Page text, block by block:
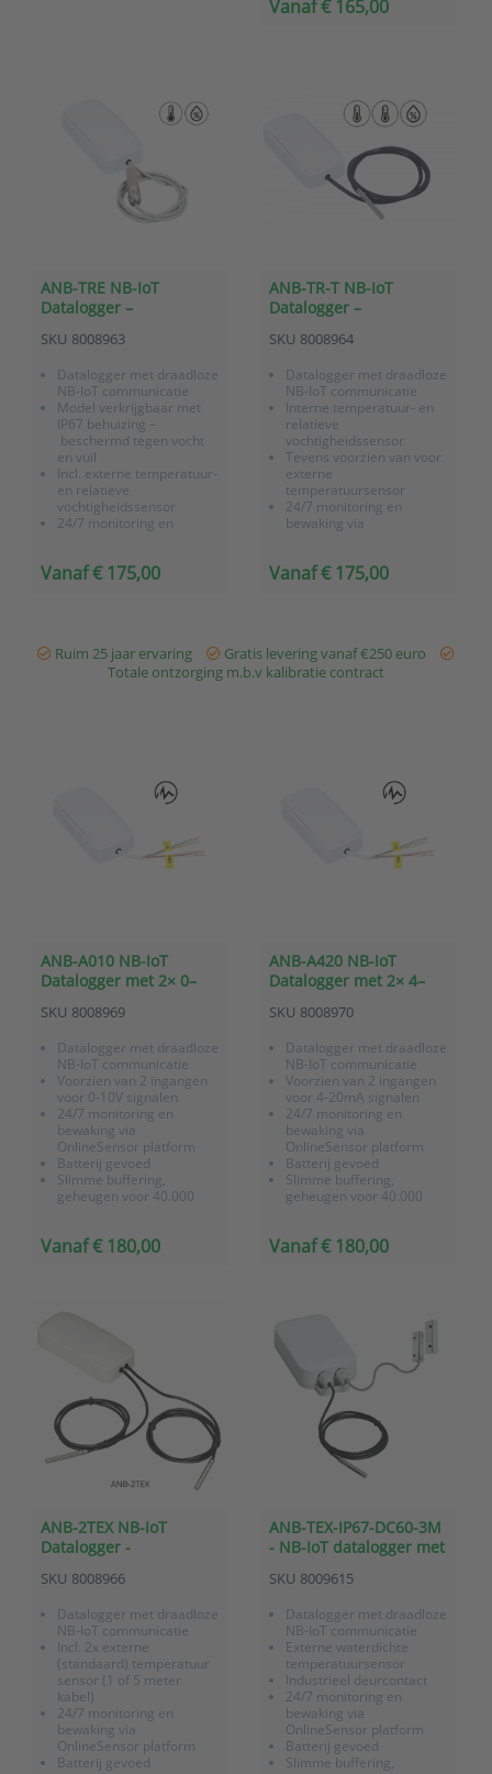
meetwaarden
Vanaf € 165,00
ANB-TRE NB-IoT
Datalogger –
vochtigheid (externe
sensor)
SKU 8008963
Datalogger met draadloze
NB-IoT communicatie
Model verkrijgbaar met
IP67 behuizing –
beschermd tegen vocht
en vuil
Incl. externe temperatuur-
en relatieve
vochtigheidssensor
24/7 monitoring en
Slimme buffering,
Vanaf € 175,00
ANB-TR-T NB-IoT
Datalogger –
vochtigheid + extern
temperatuur
SKU 8008964
Datalogger met draadloze
NB-IoT communicatie
Interne temperatuur- en
relatieve
vochtigheidssensor
Tevens voorzien van voor
externe
temperatuursensor
24/7 monitoring en
bewaking via
geheugen voor 40.000
Vanaf € 175,00
Ruim 25 jaar ervaring
Gratis levering vanaf €250 euro
Totale ontzorging m.b.v kalibratie contract
ANB-A010 NB-IoT
Datalogger met 2× 0–
SKU 8008969
Datalogger met draadloze
NB-IoT communicatie
Voorzien van 2 ingangen
voor 0-10V signalen
24/7 monitoring en
bewaking via
OnlineSensor platform
Batterij gevoed
Slimme buffering,
geheugen voor 40.000
Vanaf € 180,00
ANB-A420 NB-IoT
Datalogger met 2× 4–
SKU 8008970
Datalogger met draadloze
NB-IoT communicatie
Voorzien van 2 ingangen
voor 4-20mA signalen
24/7 monitoring en
bewaking via
OnlineSensor platform
Batterij gevoed
Slimme buffering,
geheugen voor 40.000
Vanaf € 180,00
ANB-2TEX NB-IoT
Datalogger -
met externe (standaard)
sensor
SKU 8008966
Datalogger met draadloze
NB-IoT communicatie
Incl. 2x externe
(standaard) temperatuur
sensor (1 of 5 meter
kabel)
24/7 monitoring en
bewaking via
OnlineSensor platform
Batterij gevoed
ANB-TEX-IP67-DC60-3M
- NB-IoT datalogger met
temperatuursensor en
industrieel deurcontact
SKU 8009615
Datalogger met draadloze
NB-IoT communicatie
Externe waterdichte
temperatuursensor
Industrieel deurcontact
24/7 monitoring en
bewaking via
OnlineSensor platform
Batterij gevoed
Slimme buffering,